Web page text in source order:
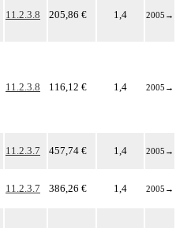
11.2.3.8 205,86 € 1,4 2005 →
11.2.3.8 116,12 € 1,4 2005 →
11.2.3.7 457,74 € 1,4 2005 →
11.2.3.7 386,26 € 1,4 2005 →